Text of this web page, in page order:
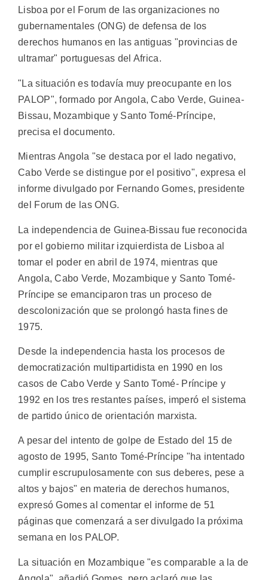
Lisboa por el Forum de las organizaciones no
gubernamentales (ONG) de defensa de los
derechos humanos en las antiguas "provincias de
ultramar" portuguesas del Africa.
"La situación es todavía muy preocupante en los
PALOP", formado por Angola, Cabo Verde, Guinea-
Bissau, Mozambique y Santo Tomé-Príncipe,
precisa el documento.
Mientras Angola "se destaca por el lado negativo,
Cabo Verde se distingue por el positivo", expresa el
informe divulgado por Fernando Gomes, presidente
del Forum de las ONG.
La independencia de Guinea-Bissau fue reconocida
por el gobierno militar izquierdista de Lisboa al
tomar el poder en abril de 1974, mientras que
Angola, Cabo Verde, Mozambique y Santo Tomé-
Príncipe se emanciparon tras un proceso de
descolonización que se prolongó hasta fines de
1975.
Desde la independencia hasta los procesos de
democratización multipartidista en 1990 en los
casos de Cabo Verde y Santo Tomé- Príncipe y
1992 en los tres restantes países, imperó el sistema
de partido único de orientación marxista.
A pesar del intento de golpe de Estado del 15 de
agosto de 1995, Santo Tomé-Príncipe "ha intentado
cumplir escrupulosamente con sus deberes, pese a
altos y bajos" en materia de derechos humanos,
expresó Gomes al comentar el informe de 51
páginas que comenzará a ser divulgado la próxima
semana en los PALOP.
La situación en Mozambique "es comparable a la de